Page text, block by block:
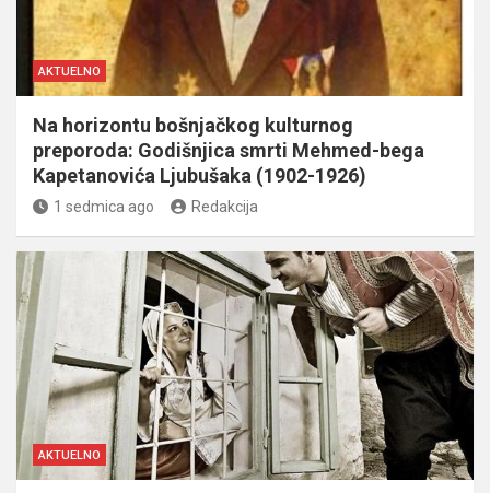
AKTUELNO
Na horizontu bošnjačkog kulturnog
preporoda: Godišnjica smrti Mehmed-bega
Kapetanovića Ljubušaka (1902-1926)
1 sedmica ago Redakcija
AKTUELNO